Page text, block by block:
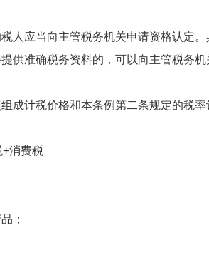
当向主管税务机关申请资格认定。
准确税务资料的，可以向主管税务机
税价格和本条例第二条规定的税率
消费税
；